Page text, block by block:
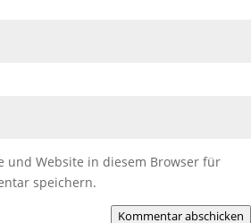
und Website in diesem Browser für
speichern.
Kommentar abschicken